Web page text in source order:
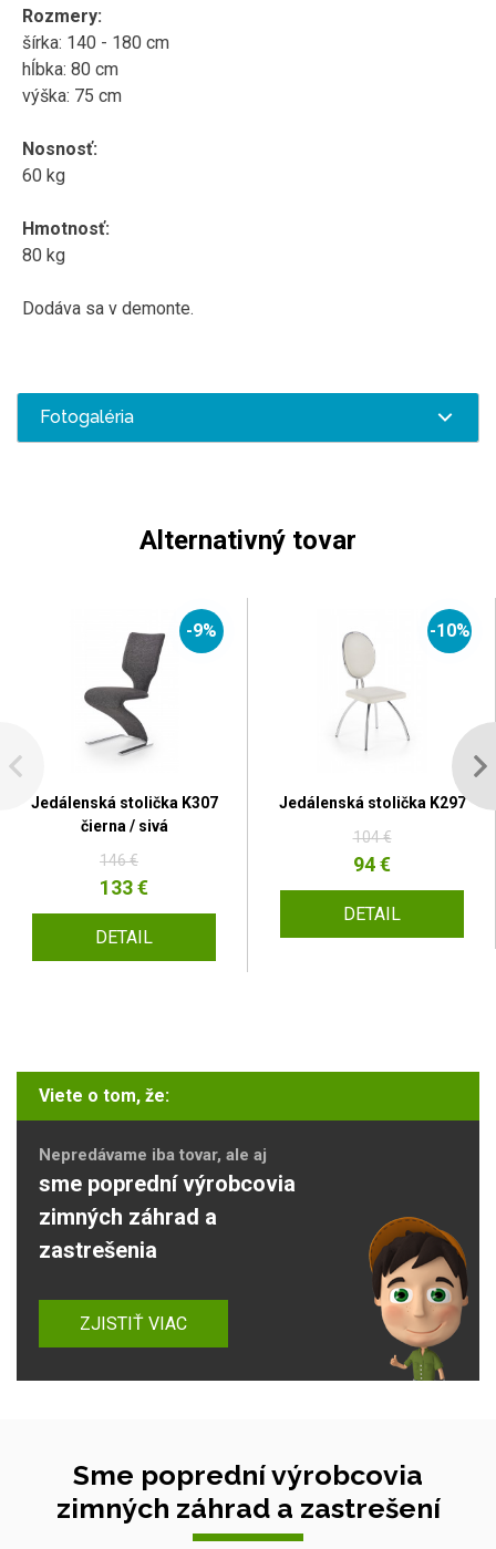
Rozmery:
šírka: 140 - 180 cm
hĺbka: 80 cm
výška: 75 cm
Nosnosť:
60 kg
Hmotnosť:
80 kg
Dodáva sa v demonte.
Fotogaléria
Alternativný tovar
-9%
Jedálenská stolička K307
čierna / sivá
146 €
133 €
DETAIL
-10%
Jedálenská stolička K297
104 €
94 €
DETAIL
Viete o tom, že:
Nepredávame iba tovar, ale aj
sme poprední výrobcovia
zimných záhrad a
zastrešenia
ZJISTIŤ VIAC
Sme poprední výrobcovia
zimných záhrad a zastrešení